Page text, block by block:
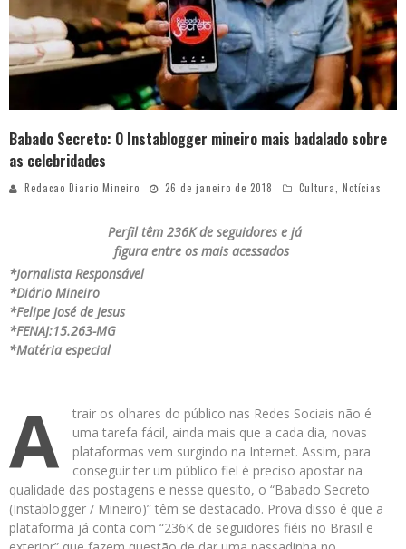
Babado Secreto: O Instablogger mineiro mais badalado sobre
as celebridades
Redacao Diario Mineiro 26 de janeiro de 2018 Cultura Notícias
Perfil têm 236K de seguidores e já
figura entre os mais acessados
*Jornalista Responsável
*Diário Mineiro
*Felipe José de Jesus
*FENAJ:15.263-MG
*Matéria especial
A
trair os olhares do público nas Redes Sociais não é
uma tarefa fácil, ainda mais que a cada dia, novas
plataformas vem surgindo na Internet. Assim, para
conseguir ter um público fiel é preciso apostar na
qualidade das postagens e nesse quesito, o “Babado Secreto
(Instablogger / Mineiro)” têm se destacado. Prova disso é que a
plataforma já conta com “236K de seguidores fiéis no Brasil e